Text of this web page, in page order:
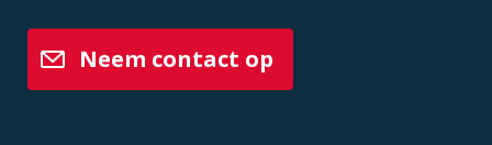
Neem contact op